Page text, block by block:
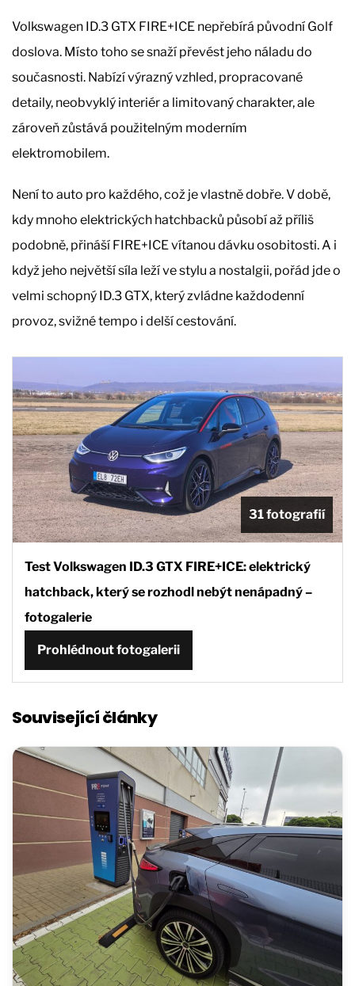
Volkswagen ID.3 GTX FIRE+ICE nepřebírá původní Golf
doslova. Místo toho se snaží převést jeho náladu do
současnosti. Nabízí výrazný vzhled, propracované
detaily, neobvyklý interiér a limitovaný charakter, ale
zároveň zůstává použitelným moderním
elektromobilem.
Není to auto pro každého, což je vlastně dobře. V době,
kdy mnoho elektrických hatchbacků působí až příliš
podobně, přináší FIRE+ICE vítanou dávku osobitosti. A i
když jeho největší síla leží ve stylu a nostalgii, pořád jde o
velmi schopný ID.3 GTX, který zvládne každodenní
provoz, svižné tempo i delší cestování.
31 fotografií
Test Volkswagen ID.3 GTX FIRE+ICE: elektrický
hatchback, který se rozhodl nebýt nenápadný –
fotogalerie
Prohlédnout fotogalerii
Související články